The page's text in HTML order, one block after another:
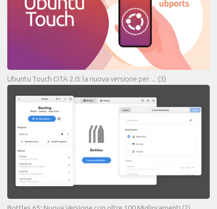
Ubuntu Touch OTA 2.0: la nuova versione per… (3)